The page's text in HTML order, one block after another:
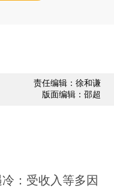
责任编辑：徐和谦
版面编辑：邵超
：受收入等多因